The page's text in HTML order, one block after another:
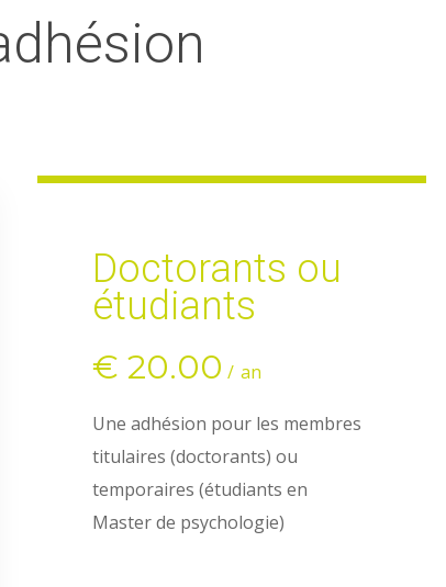
Doctorants ou
étudiants
€ 20.00 an
Une adhésion pour les membres
titulaires (doctorants) ou
temporaires (étudiants en
Master de psychologie)